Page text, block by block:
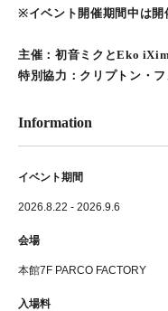
※イベント開催期間中は開
主催：初音ミクとEko
特別協力：クリプトン・
Information
イベント期間
2026.8.22 - 2026.9.6
会場
本館7F PARCO FACTORY
入場料